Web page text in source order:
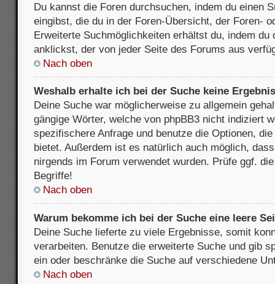
Du kannst die Foren durchsuchen, indem du einen
eingibst, die du in der Foren-Übersicht, der Foren-
Erweiterte Suchmöglichkeiten erhältst du, indem du
anklickst, der von jeder Seite des Forums aus
Nach oben
Weshalb erhalte ich bei der Suche keine
Deine Suche war möglicherweise zu allgemein
gängige Wörter, welche von phpBB3 nicht indiziert
spezifischere Anfrage und benutze die Optionen,
bietet. Außerdem ist es natürlich auch möglich,
nirgends im Forum verwendet wurden. Prüfe ggf.
Begriffe!
Nach oben
Warum bekomme ich bei der Suche eine leere
Deine Suche lieferte zu viele Ergebnisse, somit
verarbeiten. Benutze die erweiterte Suche und gib
ein oder beschränke die Suche auf verschiedene
Nach oben